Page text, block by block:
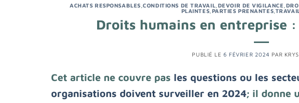
ACHATS RESPONSABLES ,CONDITIONS DE TRAVAIL DEVOIR DE VIGILANCE
PLAINTES PARTIES PRENANTES
Droits humains en entreprise
PUBLIÉ LE6 FÉVRIER 2024 PAR
Cet article ne couvre pas les questions ou les
organisations doivent surveiller en 2024; il donne